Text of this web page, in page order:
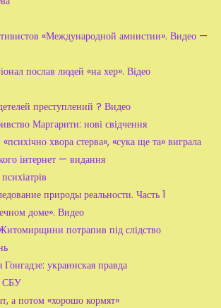
«Международной амнистии». Видео —
послав людей «на хер». Відео
преступлений ? Видео
Маргарити: нові свідчення
хвора стерва», «сука ще та» виграла
інтернет — видання
природы реальности. Часть 1
доме». Видео
Житомирщини потрапив під слідство
украинская правда
СБУ
а потом «хорошо кормят»